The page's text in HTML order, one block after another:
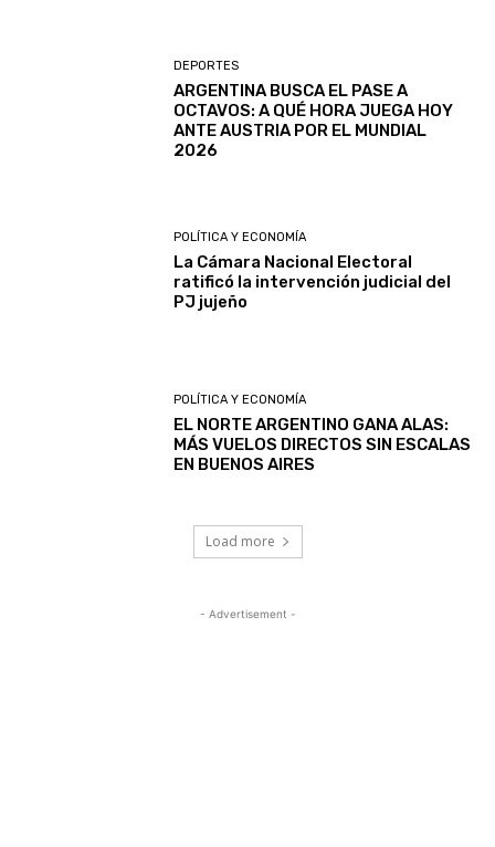
DEPORTES
ARGENTINA BUSCA EL PASE A
OCTAVOS: A QUÉ HORA JUEGA HOY
ANTE AUSTRIA POR EL MUNDIAL
2026
POLÍTICA Y ECONOMÍA
La Cámara Nacional Electoral
ratificó la intervención judicial del
PJ jujeño
POLÍTICA Y ECONOMÍA
EL NORTE ARGENTINO GANA ALAS:
MÁS VUELOS DIRECTOS SIN ESCALAS
EN BUENOS AIRES
Load more
- Advertisement -